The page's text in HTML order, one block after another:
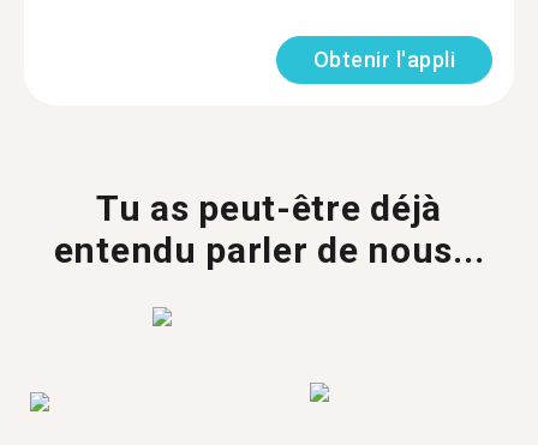
Obtenir l'appli
Tu as peut-être déjà
entendu parler de nous...